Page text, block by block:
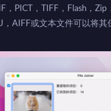
，PICT，TIFF，Flash，
AIFF或文本文件可以将